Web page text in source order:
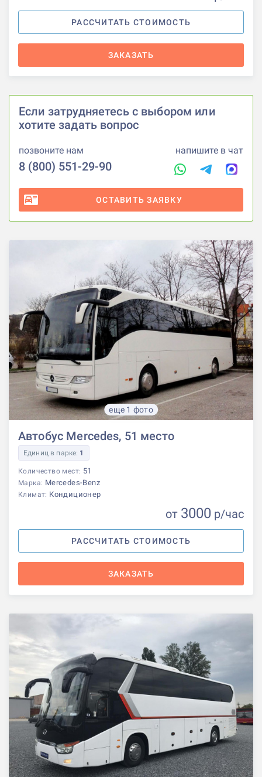
РАССЧИТАТЬ СТОИМОСТЬ
ЗАКАЗАТЬ
еще 1 фото
Автобус Mercedes, 51 место
Единиц в парке: 1
Количество мест: 51
Марка: Mercedes-Benz
Климат: Кондиционер
от 3000 р/час
РАССЧИТАТЬ СТОИМОСТЬ
ЗАКАЗАТЬ
Если затрудняетесь с выбором или
хотите задать вопрос
позвоните нам
8 (800) 551-29-90
напишите в чат
ОСТАВИТЬ ЗАЯВКУ